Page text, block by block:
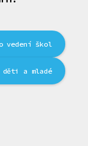
vedení škol
děti a mladé